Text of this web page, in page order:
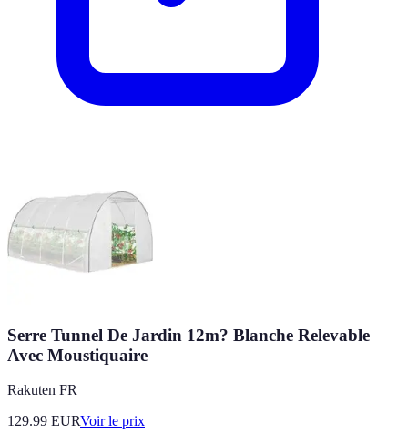
Serre Tunnel De Jardin 12m? Blanche Relevable
Avec Moustiquaire
Rakuten FR
129.99 EURVoir le prix